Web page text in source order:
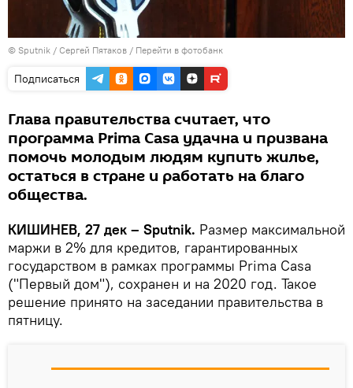
© Sputnik / Сергей Пятаков / Перейти в фотобанк
Подписаться
Глава правительства считает, что
программа Prima Casa удачна и призвана
помочь молодым людям купить жилье,
остаться в стране и работать на благо
общества.
КИШИНЕВ, 27 дек – Sputnik. Размер максимальной
маржи в 2% для кредитов, гарантированных
государством в рамках программы Prima Casa
("Первый дом"), сохранен и на 2020 год. Такое
решение принято на заседании правительства в
пятницу.